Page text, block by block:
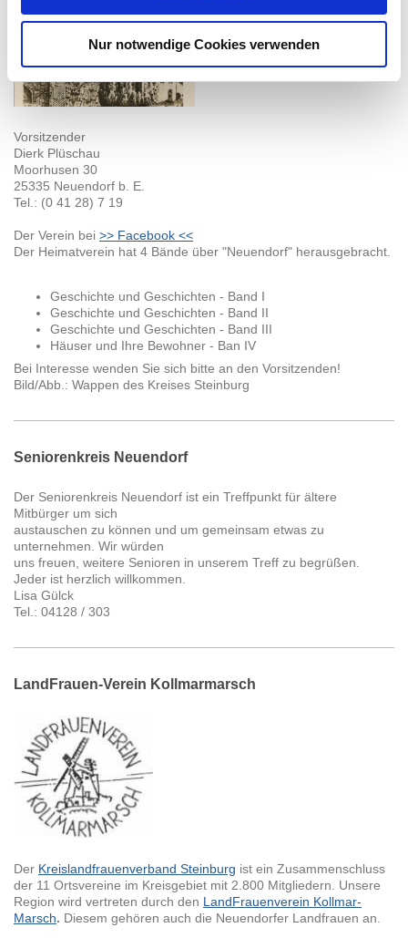
Nur notwendige Cookies verwenden
Vorsitzender
Dierk Plüschau
Moorhusen 30
25335 Neuendorf b. E.
Tel.: (0 41 28) 7 19
Der Verein bei >> Facebook <<
Der Heimatverein hat 4 Bände über "Neuendorf" herausgebracht.
Geschichte und Geschichten - Band I
Geschichte und Geschichten - Band II
Geschichte und Geschichten - Band III
Häuser und Ihre Bewohner - Ban IV
Bei Interesse wenden Sie sich bitte an den Vorsitzenden!
Bild/Abb.: Wappen des Kreises Steinburg
Seniorenkreis Neuendorf
Der Seniorenkreis Neuendorf ist ein Treffpunkt für ältere
Mitbürger um sich
austauschen zu können und um gemeinsam etwas zu
unternehmen. Wir würden
uns freuen, weitere Senioren in unserem Treff zu begrüßen.
Jeder ist herzlich willkommen.
Lisa Gülck
Tel.: 04128 / 303
LandFrauen-Verein Kollmarmarsch
Der Kreislandfrauenverband Steinburg ist ein Zusammenschluss
der 11 Ortsvereine im Kreisgebiet mit 2.800 Mitgliedern. Unsere
Region wird vertreten durch den LandFrauenverein Kollmar-
Marsch. Diesem gehören auch die Neuendorfer Landfrauen an.